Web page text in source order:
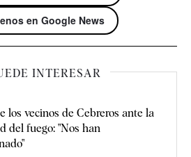
en Google News
INTERESAR
los vecinos de Cebreros ante la
del fuego: "Nos han